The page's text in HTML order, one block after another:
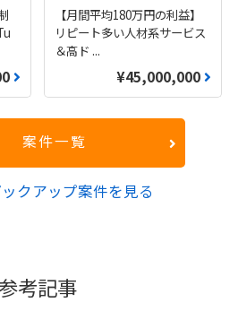
【月間平均180万円の利益】
リピート多い人材系サービス
＆高ド ...
¥45,000,000
案件一覧
クアップ案件を見る
考記事